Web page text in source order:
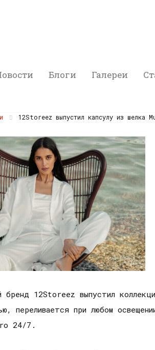
Блоги Галереи
12Storeez выпустил капсулу из шелка
бренд 12Storeez выпустил
переливается при любом
24/7.